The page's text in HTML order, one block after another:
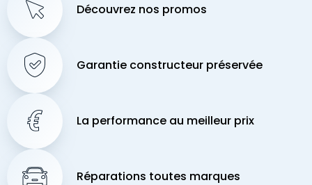
Découvrez nos promos
Garantie constructeur préservée
La performance au meilleur prix
Réparations toutes marques